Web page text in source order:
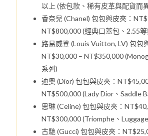
以上 (依包款、稀有皮革與配貨而
香奈兒 (Chanel) 包包與皮夾：
NT$800,000 (經典口蓋包、2.55
路易威登 (Louis Vuitton, LV) 包包
NT$30,000 – NT$350,000
系列)
迪奧 (Dior) 包包與皮夾：
NT$500,000 (Lady Dior、Saddle
思琳 (Celine) 包包與皮夾：
NT$300,000 (Triomphe、
古馳 (Gucci) 包包與皮夾：